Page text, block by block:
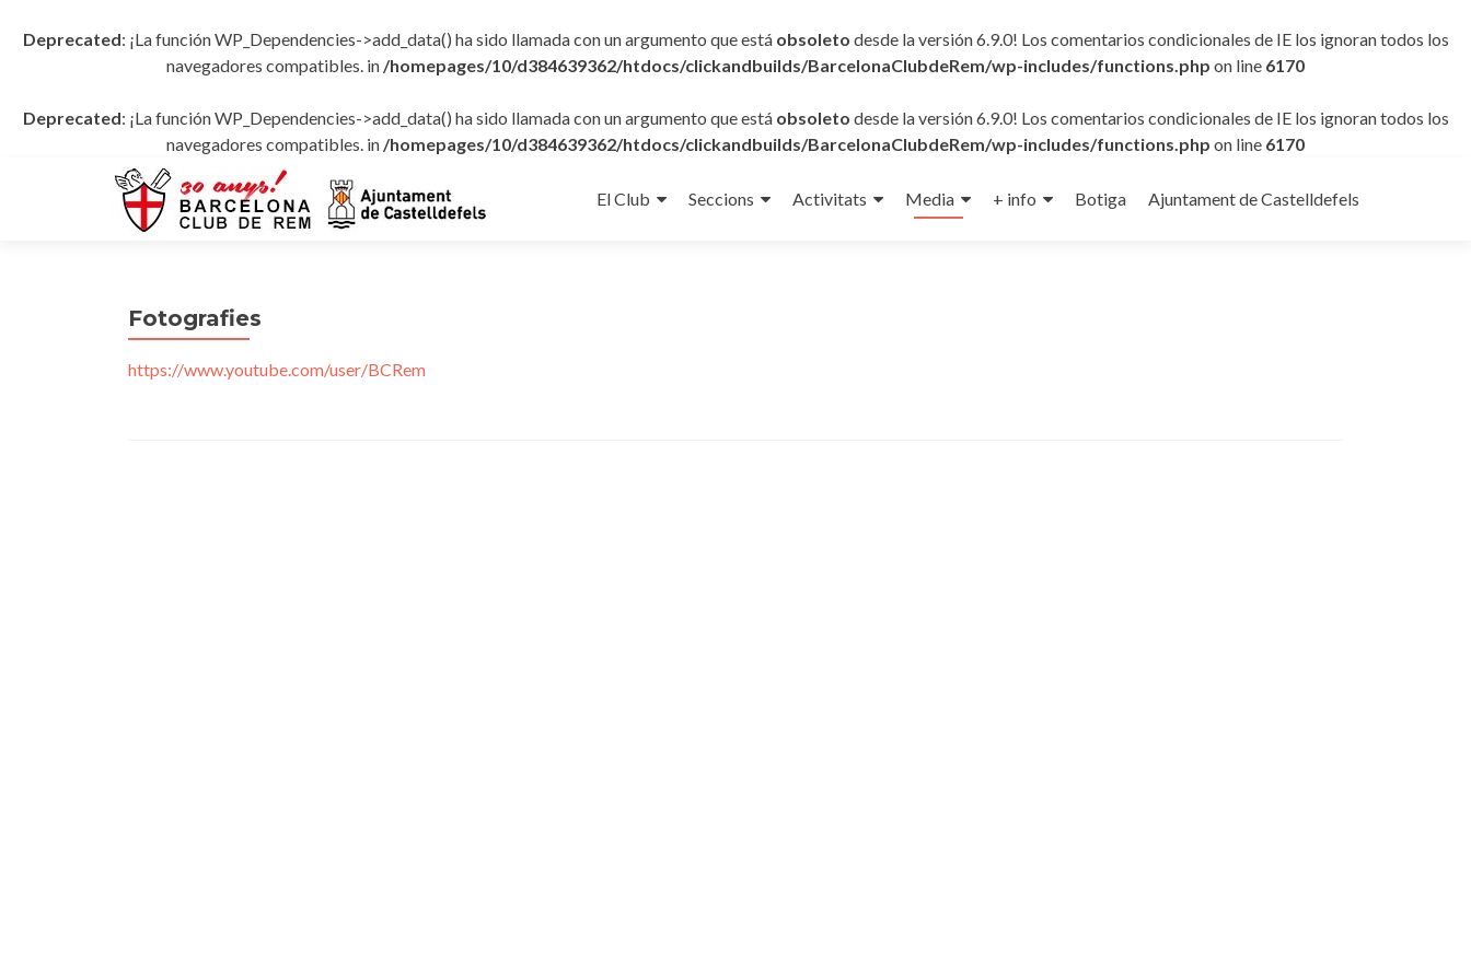
Deprecated: ¡La función WP_Dependencies->add_data() ha sido llamada con un argumento que está obsoleto desde la versión 6.9.0! Los comentarios condicionales de IE los ignoran todos los
navegadores compatibles. in /homepages/10/d384639362/htdocs/clickandbuilds/BarcelonaClubdeRem/wp-includes/functions.php on line 6170
Deprecated: ¡La función WP_Dependencies->add_data() ha sido llamada con un argumento que está obsoleto desde la versión 6.9.0! Los comentarios condicionales de IE los ignoran todos los
navegadores compatibles. in /homepages/10/d384639362/htdocs/clickandbuilds/BarcelonaClubdeRem/wp-includes/functions.php on line 6170
al
El Club Seccions Activitats Media + info Botiga Ajuntament de Castelldefels
Fotografies
https://www.youtube.com/user/BCRem